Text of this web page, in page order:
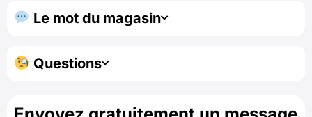
Le mot du magasin
Questions